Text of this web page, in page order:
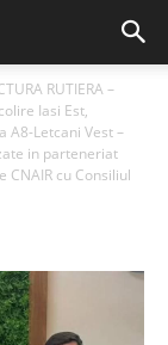
RUTIERA –
Iasi Est,
A8-Letcani Vest –
in parteneriat
CNAIR cu Consiliul